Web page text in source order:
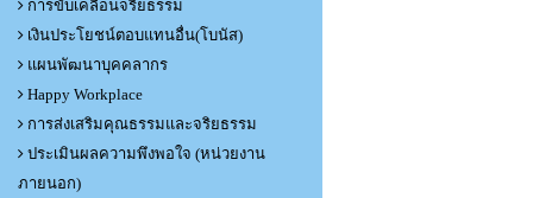
การขับเคลื่อนจริยธรรม
เงินประโยชน์ตอบแทนอื่น(โบนัส)
แผนพัฒนาบุคคลากร
Happy Workplace
การส่งเสริมคุณธรรมและจริยธรรม
ประเมินผลความพึงพอใจ (หน่วยงาน
ภายนอก)